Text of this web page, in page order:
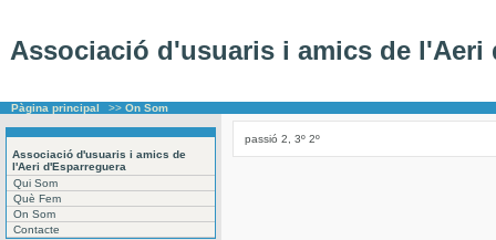
Associació d'usuaris i amics de l'Aeri
Pàgina principal >> On Som
Associació d'usuaris i amics de
l'Aeri d'Esparreguera
Qui Som
Què Fem
On Som
Contacte
passió 2, 3º 2º